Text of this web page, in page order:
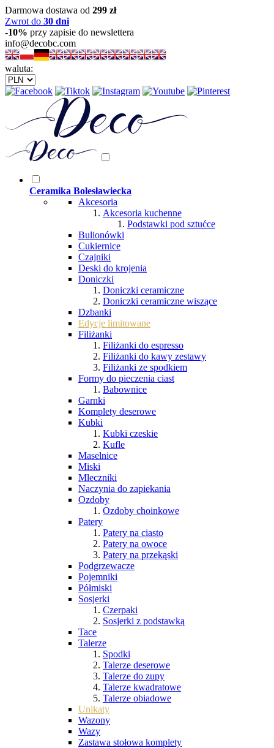
Darmowa dostawa od 299 zł
Zwrot do 30 dni
-10% przy zapisie do newslettera
info@decobc.com
waluta:
Ceramika Bolesławiecka
Akcesoria
Akcesoria kuchenne
Podstawki pod sztućce
Bulionówki
Cukiernice
Czajniki
Deski do krojenia
Doniczki
Doniczki ceramiczne
Doniczki ceramiczne wiszące
Dzbanki
Edycje limitowane
Filiżanki
Filiżanki do espresso
Filiżanki do kawy zestawy
Filiżanki ze spodkiem
Formy do pieczenia ciast
Babownice
Garnki
Komplety deserowe
Kubki
Kubki czeskie
Kufle
Maselnice
Miski
Mleczniki
Naczynia do zapiekania
Ozdoby
Ozdoby choinkowe
Patery
Patery na ciasto
Patery na owoce
Patery na przekąski
Podgrzewacze
Pojemniki
Półmiski
Sosjerki
Czerpaki
Sosjerki z podstawką
Tace
Talerze
Spodki
Talerze deserowe
Talerze do zupy
Talerze kwadratowe
Talerze obiadowe
Unikaty
Wazony
Wazy
Zastawa stołowa komplety